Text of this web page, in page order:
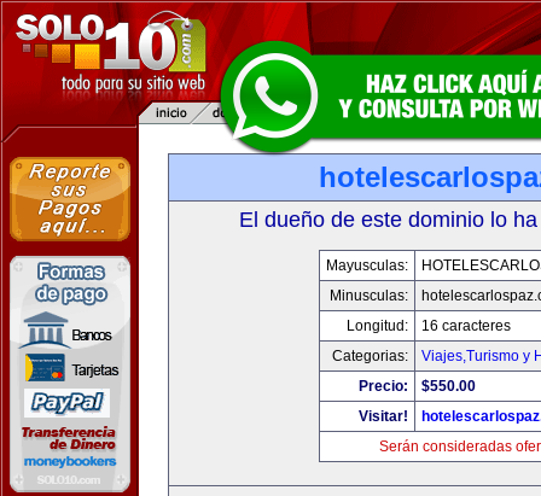
El dueño de este dominio lo
Mayusculas:
Minusculas:
Longitud:
16 caracteres
Categorias:
Viajes,Turismo y
Precio:
$550.00
Visitar!
Serán consideradas